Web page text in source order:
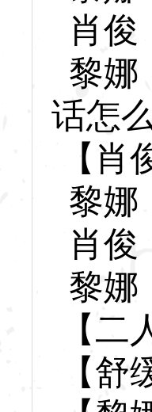
肖俊
黎娜
话怎
【
黎娜
肖俊
黎娜
【
【